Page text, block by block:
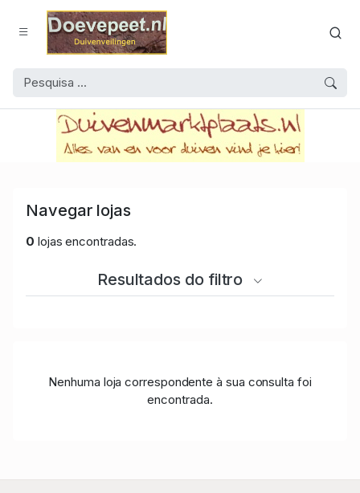
Navegar lojas
0 lojas encontradas.
Resultados do filtro
Nenhuma loja correspondente à sua consulta foi
encontrada.